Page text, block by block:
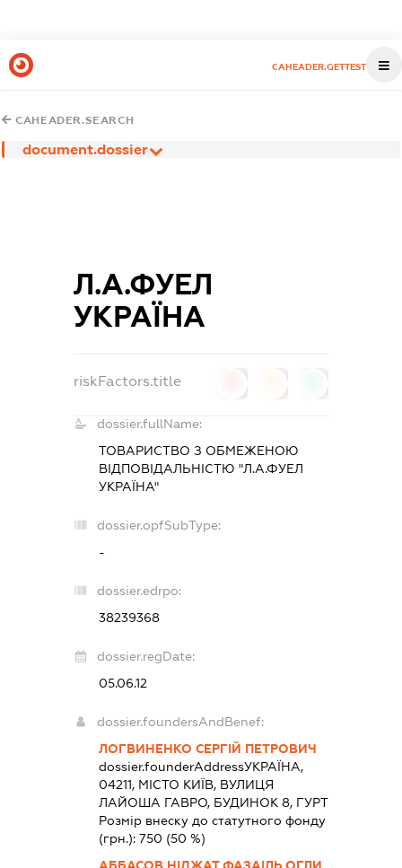
CAHEADER.GETTEST
CAHEADER.SEARCH
document.dossier
Л.А.ФУЕЛ
УКРАЇНА
riskFactors.title
dossier.fullName:
ТОВАРИСТВО З ОБМЕЖЕНОЮ
ВІДПОВІДАЛЬНІСТЮ "Л.А.ФУЕЛ
УКРАЇНА"
dossier.opfSubType:
-
dossier.edrpo:
38239368
dossier.regDate:
05.06.12
dossier.foundersAndBenef:
ЛОГВИНЕНКО СЕРГІЙ ПЕТРОВИЧ
dossier.founderAddressУКРАЇНА,
04211, МІСТО КИЇВ, ВУЛИЦЯ
ЛАЙОША ГАВРО, БУДИНОК 8, ГУРТ
Розмір внеску до статутного фонду
(грн.): 750 (50 %)